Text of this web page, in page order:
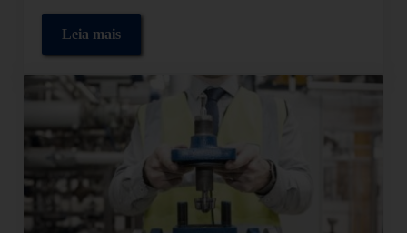
Leia maisComissionamento de válvulas de controle em